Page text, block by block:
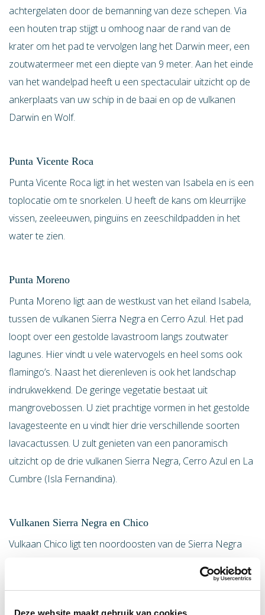
Deze website maakt gebruik van cookies
achtergelaten door de bemanning van deze schepen. Via
een houten trap stijgt u omhoog naar de rand van de
krater om het pad te vervolgen lang het Darwin meer, een
zoutwatermeer met een diepte van 9 meter. Aan het einde
van het wandelpad heeft u een spectaculair uitzicht op de
ankerplaats van uw schip in de baai en op de vulkanen
Darwin en Wolf.
Punta Vicente Roca
Punta Vicente Roca ligt in het westen van Isabela en is een
toplocatie om te snorkelen. U heeft de kans om kleurrijke
vissen, zeeleeuwen, pinguïns en zeeschildpadden in het
water te zien.
Punta Moreno
Punta Moreno ligt aan de westkust van het eiland Isabela,
tussen de vulkanen Sierra Negra en Cerro Azul. Het pad
loopt over een gestolde lavastroom langs zoutwater
lagunes. Hier vindt u vele watervogels en heel soms ook
flamingo’s. Naast het dierenleven is ook het landschap
indrukwekkend. De geringe vegetatie bestaat uit
mangrovebossen. U ziet prachtige vormen in het gestolde
lavagesteente en u vindt hier drie verschillende soorten
lavacactussen. U zult genieten van een panoramisch
uitzicht op de drie vulkanen Sierra Negra, Cerro Azul en La
Cumbre (Isla Fernandina).
Vulkanen Sierra Negra en Chico
Vulkaan Chico ligt ten noordoosten van de Sierra Negra
vulkaan kwam in november 1979 voor het laatst tot